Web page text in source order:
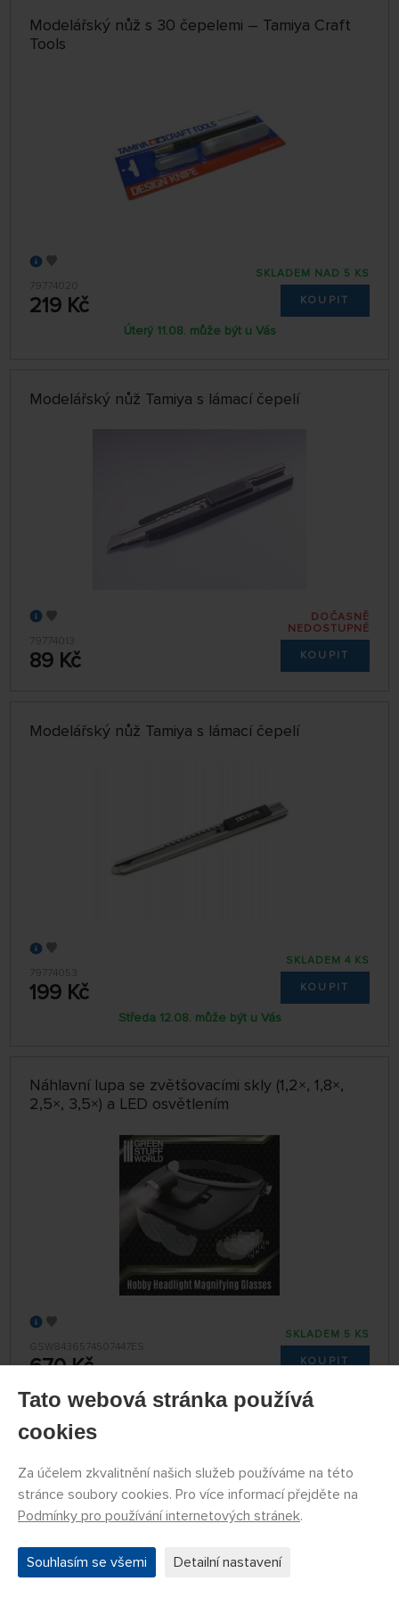
Modelářský nůž s 30 čepelemi – Tamiya Craft
Tools
79774020
219 Kč
SKLADEM NAD 5 KS
KOUPIT
Úterý 11.08. může být u Vás
Modelářský nůž Tamiya s lámací čepelí
79774013
89 Kč
DOČASNĚ
NEDOSTUPNÉ
KOUPIT
Modelářský nůž Tamiya s lámací čepelí
79774053
199 Kč
SKLADEM 4 KS
KOUPIT
Středa 12.08. může být u Vás
Náhlavní lupa se zvětšovacími skly (1,2×, 1,8×,
2,5×, 3,5×) a LED osvětlením
GSW8436574507447ES
670 Kč
SKLADEM 5 KS
KOUPIT
Úterý 11.08. může být u Vás
Tato webová stránka používá
cookies
Za účelem zkvalitnění našich služeb používáme na této
stránce soubory cookies. Pro více informací přejděte na
Podmínky pro používání internetových stránek.
Souhlasím se všemi Detailní nastavení